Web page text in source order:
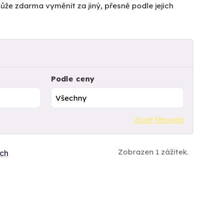
zdarma vyměnit za jiný, přesně podle jejich
Podle ceny
Zrušit filtrování
Zobrazen 1 zážitek.